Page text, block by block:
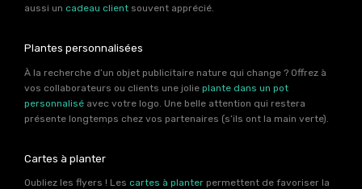
aussi un cadeau client souvent apprécié.
Plantes personnalisées
À la recherche d’un objet publicitaire nature qui change ? Offrez à
vos collaborateurs ou clients une jolie plante dans un pot
personnalisé avec votre logo. Une belle attention qui restera
présente longtemps chez vos partenaires (s’ils ont la main verte).
Cartes à planter
Oubliez les flyers ! Les cartes à planter permettent de favoriser la